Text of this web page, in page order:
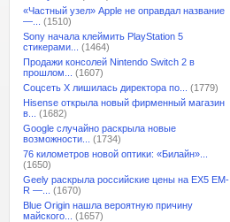
«Частный узел» Apple не оправдал название
—...
(1510)
Sony начала клеймить PlayStation 5
стикерами...
(1464)
Продажи консолей Nintendo Switch 2 в
прошлом...
(1607)
Соцсеть X лишилась директора по...
(1779)
Hisense открыла новый фирменный магазин
в...
(1682)
Google случайно раскрыла новые
возможности...
(1734)
76 километров новой оптики: «Билайн»...
(1650)
Geely раскрыла российские цены на EX5 EM-
R —...
(1670)
Blue Origin нашла вероятную причину
майского...
(1657)